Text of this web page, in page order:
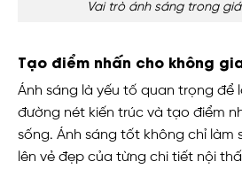
Vai trò ánh sáng trong
Tạo điểm nhấn cho không
Ánh sáng là yếu tố quan trọng để
đường nét kiến trúc và tạo điểm
sống. Ánh sáng tốt không chỉ làm
lên vẻ đẹp của từng chi tiết nội